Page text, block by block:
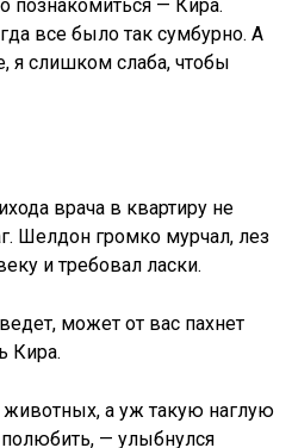
познакомиться — Кира.
все было так сумбурно. А
я слишком слаба, чтобы
врача в квартиру не
Шелдон громко мурчал, лез
и требовал ласки.
может от вас пахнет
Кира.
а уж такую наглую
— улыбнулся